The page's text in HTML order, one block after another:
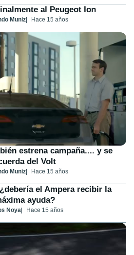
al Peugeot Ion
Muniz Hace 15 años
estrena campaña.... y se
del Volt
Muniz Hace 15 años
el Ampera recibir la
ayuda?
Noya Hace 15 años